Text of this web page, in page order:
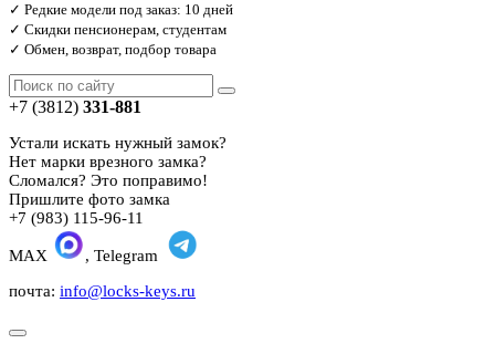
✓ Редкие модели под заказ: 10 дней
✓ Скидки пенсионерам, студентам
✓ Обмен, возврат, подбор товара
+7 (3812) 331-881
Устали искать нужный замок?
Нет марки врезного замка?
Сломался? Это поправимо!
Пришлите фото замка
+7 (983) 115-96-11
MAX
, Telegram
почта: info@locks-keys.ru